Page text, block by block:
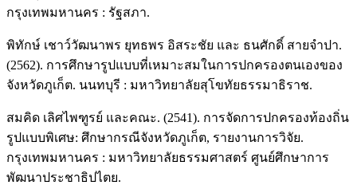
กรุงเทพมหานคร : รัฐสภา.
พิทักษ์ เชาว์วัฒนาพร ยุทธพร อิสระชัย และ ธนศักดิ์ สายจำปา.
(2562). การศึกษารูปแบบที่เหมาะสมในการปกครองตนเองของ
จังหวัดภูเก็ต. นนทบุรี : มหาวิทยาลัยสุโขทัยธรรมาธิราช.
สมคิด เลิศไพฑูรย์ และคณะ. (2541). การจัดการปกครองท้องถิ่น
รูปแบบพิเศษ: ศึกษากรณีจังหวัดภูเก็ต, รายงานการวิจัย.
กรุงเทพมหานคร : มหาวิทยาลัยธรรมศาสตร์ ศูนย์ศึกษาการ
พัฒนาประชาธิปไตย.